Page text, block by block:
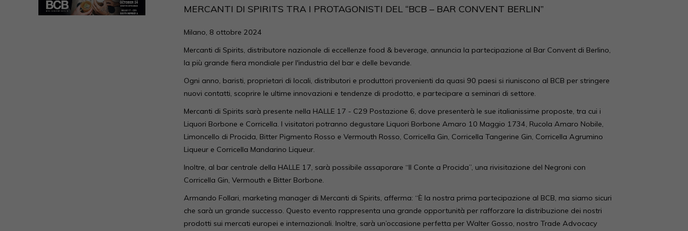
MERCANTI DI SPIRITS TRA I PROTAGONISTI DEL “BCB – BAR CONVENT BERLIN”
Milano, 8 ottobre 2024
Mercanti di Spirits, distributore nazionale di eccellenze food & beverage, annuncia la partecipazione al Bar Convent di Berlino,
la più grande fiera mondiale per l'industria del bar e delle bevande.
Ogni anno, baristi, proprietari di locali, distributori e produttori provenienti da quasi 90 paesi si riuniscono al BCB per stringere
nuovi contatti, scoprire le ultime innovazioni e tendenze di prodotto, e partecipare a seminari di settore.
Mercanti di Spirits sarà presente nella HALLE 17 - C29 Postazione 6, dove presenterà le sue italianissime proposte, tra cui i
Liquori Borbone e Corricella. I visitatori potranno degustare Liquori Borbone Amaro 10 Maggio 1734, Rucola Amaro Nobile,
Limoncello di Procida, Bitter Pigmento Rosso e Vermouth Rosso, Corricella Gin, Corricella Tangerine Gin, Corricella Agrumino
Liqueur e Corricella Mandarino Liqueur.
Inoltre, al bar centrale della HALLE 17, sarà possibile assaporare “Il Conte a Procida”, una rivisitazione del Negroni con
Corricella Gin, Vermouth e Bitter Borbone.
Armando Follari, marketing manager di Mercanti di Spirits, afferma: “È la nostra prima partecipazione al BCB, ma siamo sicuri
che sarà un grande successo. Questo evento rappresenta una grande opportunità per rafforzare la distribuzione dei nostri
prodotti sui mercati europei e internazionali. Inoltre, sarà un’occasione perfetta per Walter Gosso, nostro Trade Advocacy